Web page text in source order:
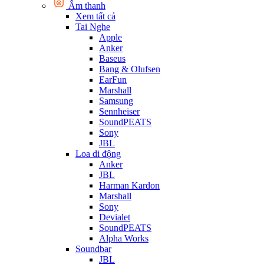
Âm thanh
Xem tất cả
Tai Nghe
Apple
Anker
Baseus
Bang & Olufsen
EarFun
Marshall
Samsung
Sennheiser
SoundPEATS
Sony
JBL
Loa di động
Anker
JBL
Harman Kardon
Marshall
Sony
Devialet
SoundPEATS
Alpha Works
Soundbar
JBL